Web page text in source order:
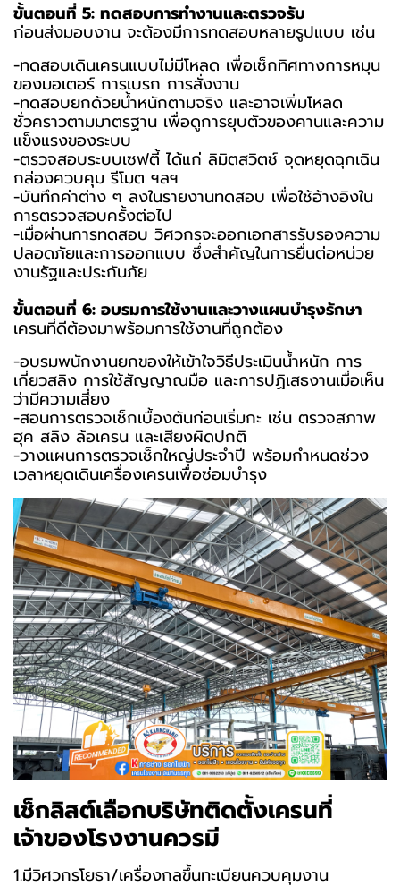
ขั้นตอนที่ 5: ทดสอบการทำงานและตรวจรับ
ก่อนส่งมอบงาน จะต้องมีการทดสอบหลายรูปแบบ เช่น
-ทดสอบเดินเครนแบบไม่มีโหลด เพื่อเช็กทิศทางการหมุน
ของมอเตอร์ การเบรก การสั่งงาน
-ทดสอบยกด้วยน้ำหนักตามจริง และอาจเพิ่มโหลด
ชั่วคราวตามมาตรฐาน เพื่อดูการยุบตัวของคานและความ
แข็งแรงของระบบ
-ตรวจสอบระบบเซฟตี้ ได้แก่ ลิมิตสวิตช์ จุดหยุดฉุกเฉิน
กล่องควบคุม รีโมต ฯลฯ
-บันทึกค่าต่าง ๆ ลงในรายงานทดสอบ เพื่อใช้อ้างอิงใน
การตรวจสอบครั้งต่อไป
-เมื่อผ่านการทดสอบ วิศวกรจะออกเอกสารรับรองความ
ปลอดภัยและการออกแบบ ซึ่งสำคัญในการยื่นต่อหน่วย
งานรัฐและประกันภัย
ขั้นตอนที่ 6: อบรมการใช้งานและวางแผนบำรุงรักษา
เครนที่ดีต้องมาพร้อมการใช้งานที่ถูกต้อง
-อบรมพนักงานยกของให้เข้าใจวิธีประเมินน้ำหนัก การ
เกี่ยวสลิง การใช้สัญญาณมือ และการปฏิเสธงานเมื่อเห็น
ว่ามีความเสี่ยง
-สอนการตรวจเช็กเบื้องต้นก่อนเริ่มกะ เช่น ตรวจสภาพ
ฮุค สลิง ล้อเครน และเสียงผิดปกติ
-วางแผนการตรวจเช็กใหญ่ประจำปี พร้อมกำหนดช่วง
เวลาหยุดเดินเครื่องเครนเพื่อซ่อมบำรุง
เช็กลิสต์เลือกบริษัทติดตั้งเครนที่
เจ้าของโรงงานควรมี
1.มีวิศวกรโยธา/เครื่องกลขึ้นทะเบียนควบคุมงาน